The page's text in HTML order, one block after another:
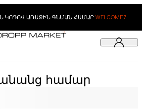
ԿՈԴՈՎ ԱՌԱՋԻՆ ԳՆՄԱՆ ՀԱՄԱՐ WELCOME7
համար